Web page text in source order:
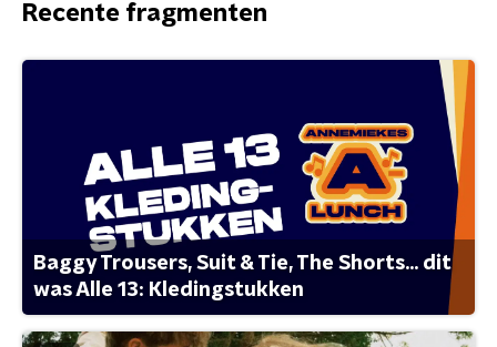
Recente fragmenten
Baggy Trousers, Suit & Tie, The Shorts... dit
was Alle 13: Kledingstukken